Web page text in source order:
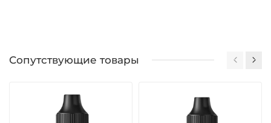
Сопутствующие товары